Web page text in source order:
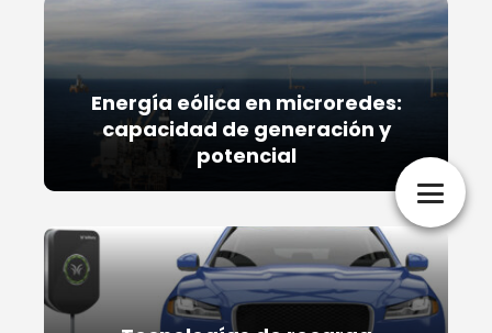
Energía eólica en microredes:
capacidad de generación y
potencial